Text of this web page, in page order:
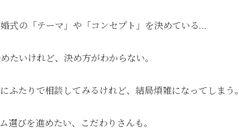
式の「テーマ」や「コンセプト」を決めている…
たいけれど、決め方がわからない。
ふたりで相談してみるけれど、結局煩雑になってしまう。
選びを進めたい、こだわりさんも。